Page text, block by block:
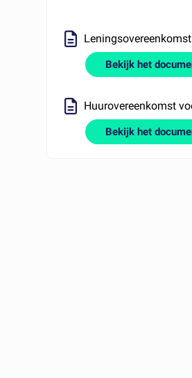
Leningsovereenkomst
Bekijk het
Huurovereenkomst
Bekijk het